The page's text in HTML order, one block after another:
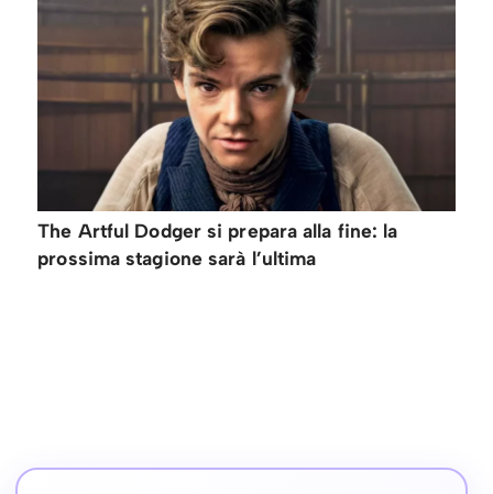
The Artful Dodger si prepara alla fine: la
prossima stagione sarà l’ultima